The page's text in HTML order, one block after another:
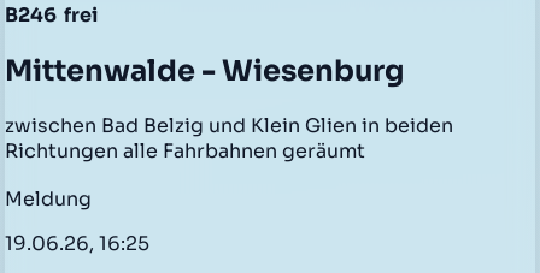
B246 frei
Mittenwalde - Wiesenburg
zwischen Bad Belzig und Klein Glien in beiden
Richtungen alle Fahrbahnen geräumt
Meldung
19.06.26, 16:25